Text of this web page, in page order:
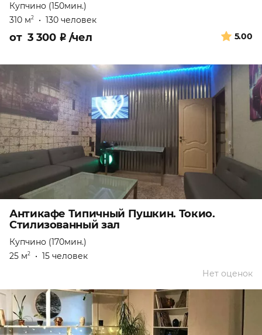
Купчино (150мин.)
310 м2 • 130 человек
5.00
от 3 300 ₽ /чел
Антикафе Типичный Пушкин. Токио.
Стилизованный зал
Купчино (170мин.)
25 м2 • 15 человек
Нет оценок